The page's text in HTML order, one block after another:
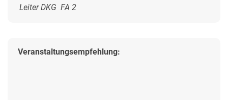
Leiter DKG FA 2
Veranstaltungsempfehlung: